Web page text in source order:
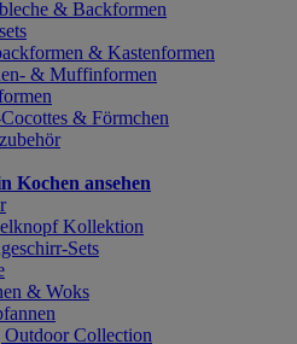
& Backformen
& Kastenformen
& Muffinformen
& Förmchen
Kochen ansehen
Kollektion
Sets
& Woks
Collection